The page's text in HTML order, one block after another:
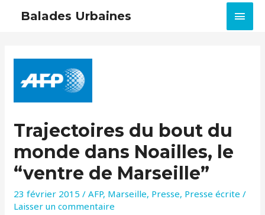
Balades Urbaines
Trajectoires du bout du
monde dans Noailles, le
“ventre de Marseille”
23 février 2015 /AFP, Marseille, Presse, Presse écrite /
Laisser un commentaire